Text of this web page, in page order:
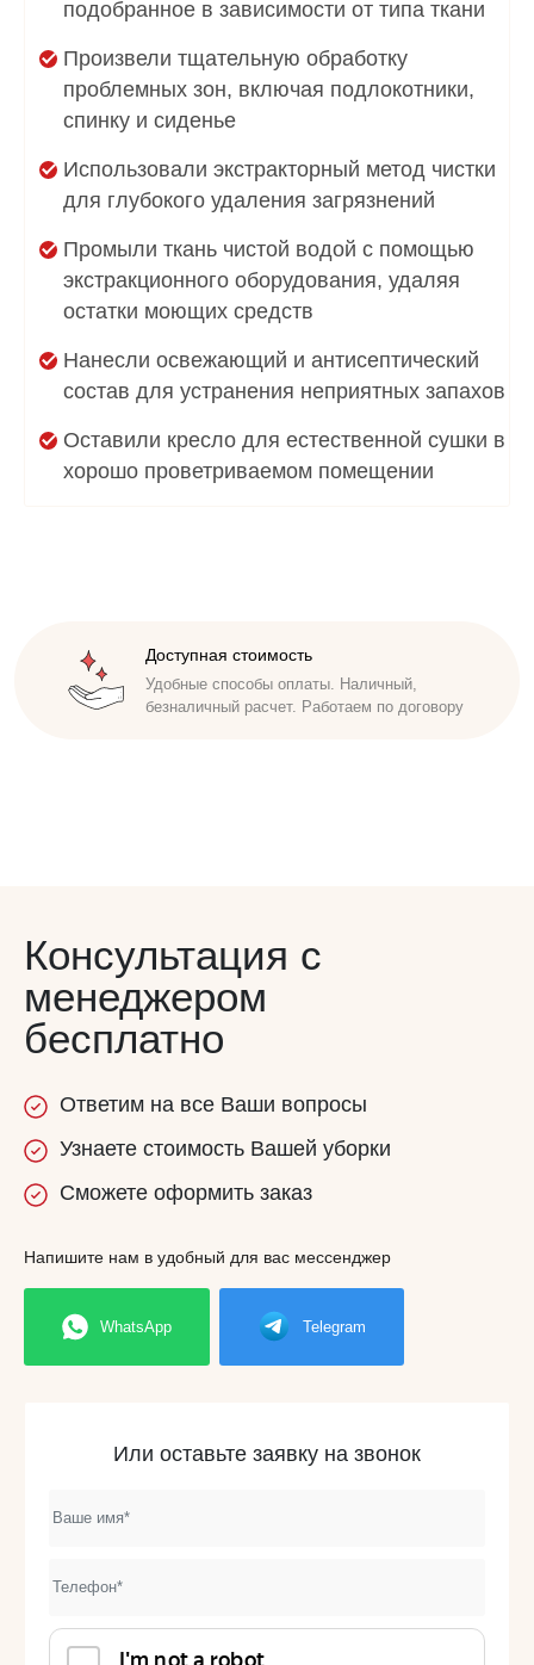
подобранное в зависимости от типа ткани
Произвели тщательную обработку
проблемных зон, включая подлокотники,
спинку и сиденье
Использовали экстракторный метод чистки
для глубокого удаления загрязнений
Промыли ткань чистой водой с помощью
экстракционного оборудования, удаляя
остатки моющих средств
Нанесли освежающий и антисептический
состав для устранения неприятных запахов
Оставили кресло для естественной сушки в
хорошо проветриваемом помещении
Доступная стоимость
Удобные способы оплаты. Наличный,
безналичный расчет. Работаем по договору
Безупречная репутация
Исполнители проходят инструктаж,
обучены бережно относиться к имуществу
Консультация с
менеджером
бесплатно
Ответим на все Ваши вопросы
Узнаете стоимость Вашей уборки
Сможете оформить заказ
Напишите нам в удобный для вас мессенджер
WhatsApp Telegram
Или оставьте заявку на звонок